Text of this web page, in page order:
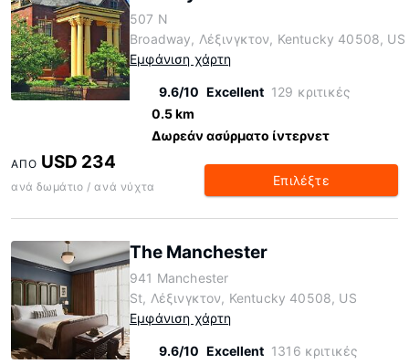
507 N
Broadway, Λέξινγκτον, Kentucky 40508, US
Εμφάνιση χάρτη
9.6/10 Excellent 129 κριτικές
0.5 km
Δωρεάν ασύρματο ίντερνετ
ΑΠΌ USD 234
ανά δωμάτιο / ανά νύχτα Επιλέξτε
The Manchester
941 Manchester
St, Λέξινγκτον, Kentucky 40508, US
Εμφάνιση χάρτη
9.6/10 Excellent 1316 κριτικές